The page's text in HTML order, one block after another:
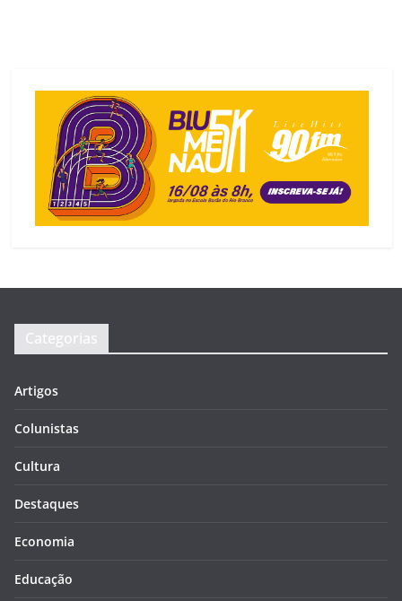
Categorias
Artigos
Colunistas
Cultura
Destaques
Economia
Educação